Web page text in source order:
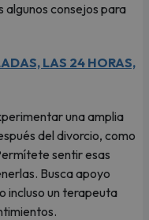
consejos para
LAS 24 HORAS,
una amplia
del divorcio, como
sentir esas
Busca apoyo
incluso un terapeuta